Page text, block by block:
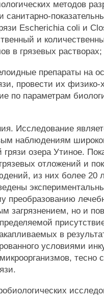
методов
Escherichia coli и
и
в грязевых растворах;
препараты на
провести их
по параметрам
Исследование
наблюдениям
грязи озера Утиное.
отложений и
из них более 20
преобразованию
загрязнением, но и
в
условиями
тесно